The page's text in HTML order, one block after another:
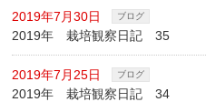
2019年7月30日 ブログ
2019年 栽培観察日記 35
2019年7月25日 ブログ
2019年 栽培観察日記 34